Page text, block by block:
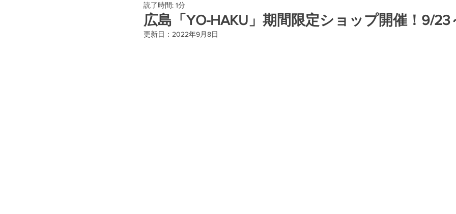
手作り結婚指輪
広島「YO-HAKU」期間限定ショップ開催！9/23
読了時間: 1分
更新日： 2022年9月8日